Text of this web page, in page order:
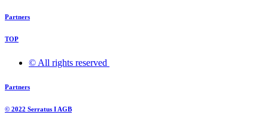
Partners
TOP
© All rights reserved ​
Partners
© 2022 Serratus I AGB